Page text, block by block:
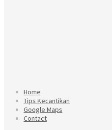
Home
Tips Kecantikan
Google Maps
Contact